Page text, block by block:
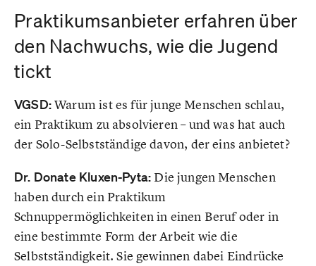
Praktikumsanbieter erfahren über
den Nachwuchs, wie die Jugend
tickt
VGSD:Warum ist es für junge Menschen schlau,
ein Praktikum zu absolvieren – und was hat auch
der Solo-Selbstständige davon, der eins anbietet?
Dr. Donate Kluxen-Pyta: Die jungen Menschen
haben durch ein Praktikum
Schnuppermöglichkeiten in einen Beruf oder in
eine bestimmte Form der Arbeit wie die
Selbstständigkeit. Sie gewinnen dabei Eindrücke